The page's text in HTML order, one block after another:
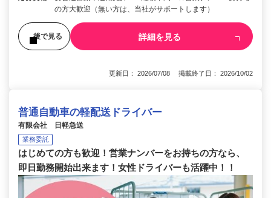
の方大歓迎（無い方は、当社がサポートします）
後で見る 詳細を見る
更新日： 2026/07/08 掲載終了日： 2026/10/02
普通自動車の軽配送ドライバー
有限会社 日軽急送
業務委託
はじめての方も歓迎！営業ナンバーをお持ちの方なら、
即日勤務開始出来ます！女性ドライバーも活躍中！！